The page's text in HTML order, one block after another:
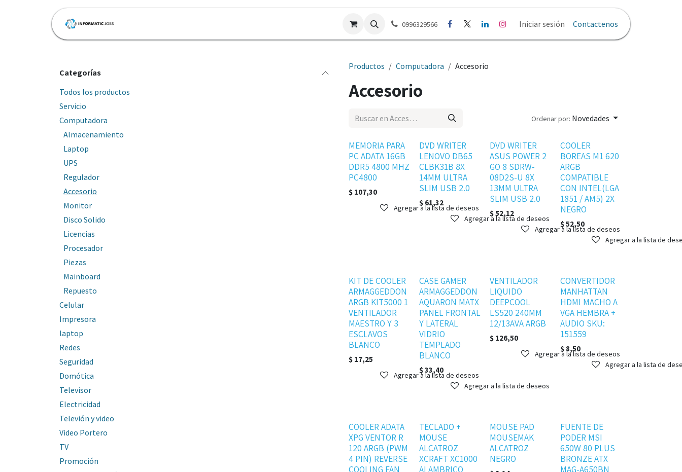
Preguntas Frecuentes Politicas y Privacidad
0996329566 Iniciar sesión Contactenos
Categorías
Todos los productos
Servicio
Computadora
Almacenamiento
Laptop
UPS
Regulador
Accesorio
Monitor
Disco Solido
Licencias
Procesador
Piezas
Mainboard
Repuesto
Celular
Impresora
laptop
Redes
Seguridad
Domótica
Televisor
Electricidad
Televión y video
Video Portero
TV
Promoción
Productos Computadora Accesorio
Accesorio
Ordenar por: Novedades
Agotado
MEMORIA PARA
PC ADATA 16GB
DDR5 4800 MHZ
PC4800
$ 107,30
Agregar a la lista de deseos
Disponible
DVD WRITER
LENOVO DB65
CLBK31B 8X
14MM ULTRA
SLIM USB 2.0
$ 61,32
Agregar a la lista de deseos
Agotado
DVD WRITER
ASUS POWER 2
GO 8 SDRW-
08D2S-U 8X
13MM ULTRA
SLIM USB 2.0
$52,12
Agregar a la lista de deseos
Agotado
COOLER
BOREAS M1 620
ARGB
COMPATIBLE
CON INTEL(LGA
1851 / AM5) 2X
NEGRO
$52,50
Agregar a la lista de
Disponible
KIT DE COOLER
ARMAGGEDDON
ARGB KIT5000 1
VENTILADOR
MAESTRO Y 3
ESCLAVOS
BLANCO
$ 17,25
Agregar a la lista de deseos
Agotado
CASE GAMER
ARMAGGEDDON
AQUARON MATX
PANEL FRONTAL
Y LATERAL
VIDRIO
TEMPLADO
BLANCO
$33,40
Agregar a la lista de deseos
VENTILADOR
LIQUIDO
DEEPCOOL
LS520 240MM
12/13AVA ARGB
$ 126,50
Agregar a la lista de deseos
Disponible
CONVERTIDOR
MANHATTAN
HDMI MACHO A
VGA HEMBRA +
AUDIO SKU:
151559
$ 8,50
Agregar a la lista de
Disponible
COOLER ADATA
XPG VENTOR R
120 ARGB (PWM
4 PIN) REVERSE
COOLING FAN
Disponible
TECLADO +
MOUSE
ALCATROZ
XCRAFT XC1000
ALAMBRICO
Disponible
MOUSE PAD
MOUSEMAK
ALCATROZ
NEGRO
Agotado
FUENTE DE
PODER MSI
650W 80 PLUS
BRONZE ATX
MAG-A650BN